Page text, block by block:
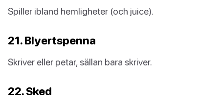
Spiller ibland hemligheter (och juice).
21. Blyertspenna
Skriver eller petar, sällan bara skriver.
22. Sked